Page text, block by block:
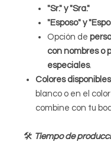
"Sr." y "Sra."
"Esposo" y
Opción de
con nombres o
especiales.
Colores
blanco o en el
combine con tu
🛠 Tiempo de